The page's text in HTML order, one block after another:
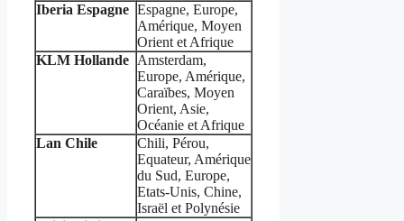
Iberia Espagne Espagne, Europe,
Amérique, Moyen
Orient et Afrique
KLM Hollande Amsterdam,
Europe, Amérique,
Caraïbes, Moyen
Orient, Asie,
Océanie et Afrique
Lan Chile
Chili, Pérou,
Equateur, Amérique
du Sud, Europe,
Etats-Unis, Chine,
Israël et Polynésie